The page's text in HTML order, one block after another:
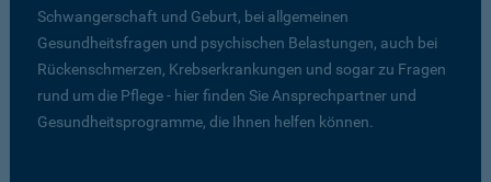
Schwangerschaft und Geburt, bei allgemeinen
Gesundheitsfragen und psychischen Belastungen, auch bei
Rückenschmerzen, Krebserkrankungen und sogar zu Fragen
rund um die Pflege - hier finden Sie Ansprechpartner und
Gesundheitsprogramme, die Ihnen helfen können.